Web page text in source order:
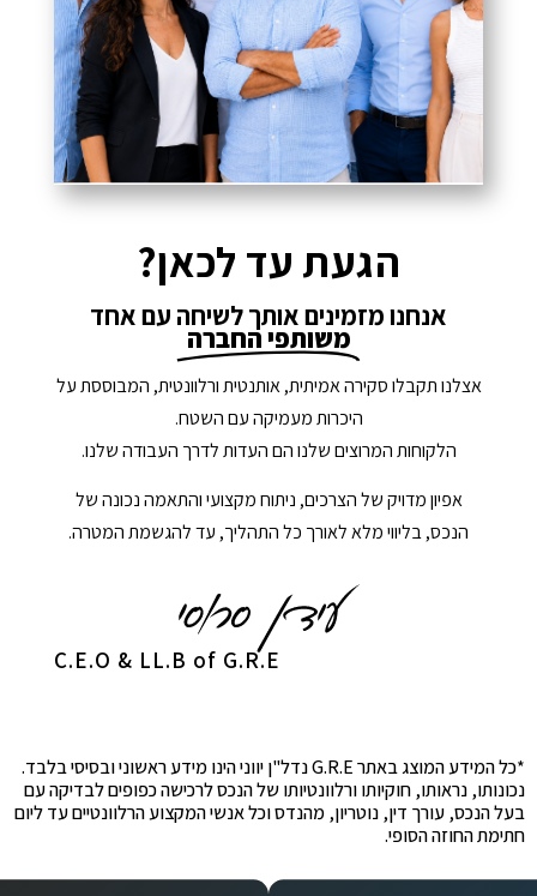
הגעת עד לכאן?
אנחנו מזמינים אותך לשיחה עם אחד
משותפי החברה
אצלנו תקבלו סקירה אמיתית, אותנטית ורלוונטית, המבוססת על
היכרות מעמיקה עם השטח.
הלקוחות המרוצים שלנו הם העדות לדרך העבודה שלנו.
אפיון מדויק של הצרכים, ניתוח מקצועי והתאמה נכונה של
הנכס, בליווי מלא לאורך כל התהליך, עד להגשמת המטרה.
C.E.O & LL.B of G.R.E
*כל המידע המוצג באתר G.R.E נדל"ן יווני הינו מידע ראשוני ובסיסי בלבד.
נכונותו, נראותו, חוקיותו ורלוונטיותו של הנכס לרכישה כפופים לבדיקה עם
בעל הנכס, עורך דין, נוטריון, מהנדס וכל אנשי המקצוע הרלוונטיים עד ליום
חתימת החוזה הסופי.